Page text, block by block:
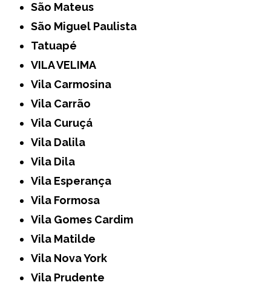
São Mateus
São Miguel Paulista
Tatuapé
VILA VELIMA
Vila Carmosina
Vila Carrão
Vila Curuçá
Vila Dalila
Vila Dila
Vila Esperança
Vila Formosa
Vila Gomes Cardim
Vila Matilde
Vila Nova York
Vila Prudente